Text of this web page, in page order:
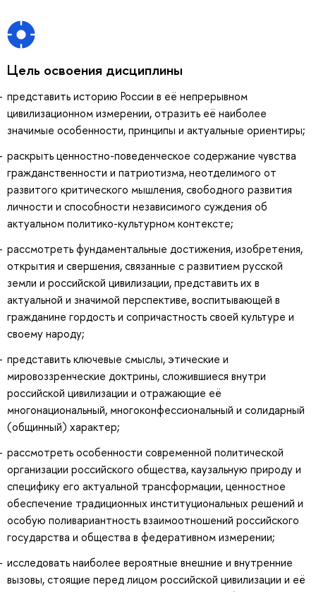
Цель освоения дисциплины
представить историю России в её непрерывном
цивилизационном измерении, отразить её наиболее
значимые особенности, принципы и актуальные ориентиры;
раскрыть ценностно-поведенческое содержание чувства
гражданственности и патриотизма, неотделимого от
развитого критического мышления, свободного развития
личности и способности независимого суждения об
актуальном политико-культурном контексте;
рассмотреть фундаментальные достижения, изобретения,
открытия и свершения, связанные с развитием русской
земли и российской цивилизации, представить их в
актуальной и значимой перспективе, воспитывающей в
гражданине гордость и сопричастность своей культуре и
своему народу;
представить ключевые смыслы, этические и
мировоззренческие доктрины, сложившиеся внутри
российской цивилизации и отражающие её
многонациональный, многоконфессиональный и солидарный
(общинный) характер;
рассмотреть особенности современной политической
организации российского общества, каузальную природу и
специфику его актуальной трансформации, ценностное
обеспечение традиционных институциональных решений и
особую поливариантность взаимоотношений российского
государства и общества в федеративном измерении;
исследовать наиболее вероятные внешние и внутренние
вызовы, стоящие перед лицом российской цивилизации и её